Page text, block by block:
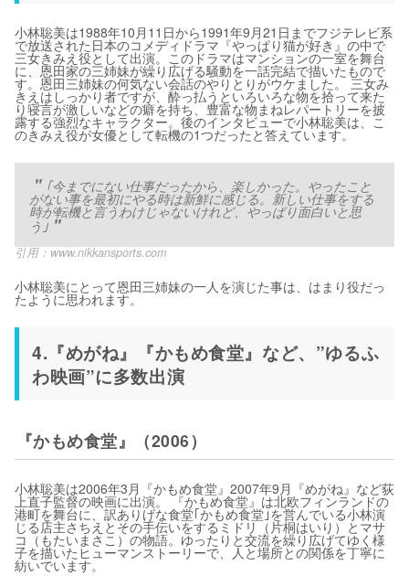
小林聡美は1988年10月11日から1991年9月21日までフジテレビ系
で放送された日本のコメディドラマ『やっぱり猫が好き』の中で
三女きみえ役として出演。このドラマはマンションの一室を舞台
に、恩田家の三姉妹が繰り広げる騒動を一話完結で描いたもので
す。恩田三姉妹の何気ない会話のやりとりがウケました。 三女み
きえはしっかり者ですが、酔っ払うといろいろな物を拾って来た
り寝言が激しいなどの癖を持ち、豊富な物まねレパートリーを披
露する強烈なキャラクター。後のインタビューで小林聡美は、こ
のきみえ役が女優として転機の1つだったと答えています。
｢今までにない仕事だったから、楽しかった。やったこと
がない事を最初にやる時は新鮮に感じる。新しい仕事をする
時が転機と言うわけじゃないけれど、やっぱり面白いと思
う｣
引用：www.nikkansports.com
小林聡美にとって恩田三姉妹の一人を演じた事は、はまり役だっ
たように思われます。
4.『めがね』『かもめ食堂』など、”ゆるふ
わ映画”に多数出演
『かもめ食堂』（2006）
小林聡美は2006年3月『かもめ食堂』2007年9月『めがね』など荻
上直子監督の映画に出演。 『かもめ食堂』は北欧フィンランドの
港町を舞台に、訳ありげな食堂｢かもめ食堂｣を営んでいる小林演
じる店主さちえとその手伝いをするミドリ（片桐はいり）とマサ
コ（もたいまさこ）の物語。ゆったりと交流を繰り広げてゆく様
子を描いたヒューマンストーリーで、人と場所との関係を丁寧に
紡いでいます。